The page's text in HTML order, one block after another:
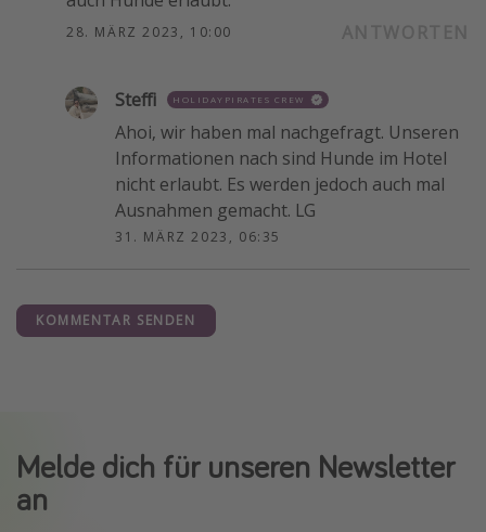
28. MÄRZ 2023, 10:00
Steffi HOLIDAYPIRATES CREW
Ahoi, wir haben mal nachgefragt. Unseren
Informationen nach sind Hunde im Hotel
nicht erlaubt. Es werden jedoch auch mal
Ausnahmen gemacht. LG
31. MÄRZ 2023, 06:35
KOMMENTAR SENDEN
Melde dich für unseren Newsletter
an